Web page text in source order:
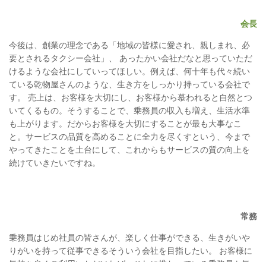
会長
今後は、創業の理念である「地域の皆様に愛され、親しまれ、必
要とされるタクシー会社」、 あったかい会社だなと思っていただ
けるような会社にしていってほしい。例えば、何十年も代々続い
ている乾物屋さんのような、生き方をしっかり持っている会社で
す。 売上は、お客様を大切にし、お客様から慕われると自然とつ
いてくるもの。そうすることで、乗務員の収入も増え、生活水準
も上がります。だからお客様を大切にすることが最も大事なこ
と。サービスの品質を高めることに全力を尽くすという、今まで
やってきたことを土台にして、これからもサービスの質の向上を
続けていきたいですね。
常務
乗務員はじめ社員の皆さんが、楽しく仕事ができる、生きがいや
りがいを持って従事できるそういう会社を目指したい。 お客様に